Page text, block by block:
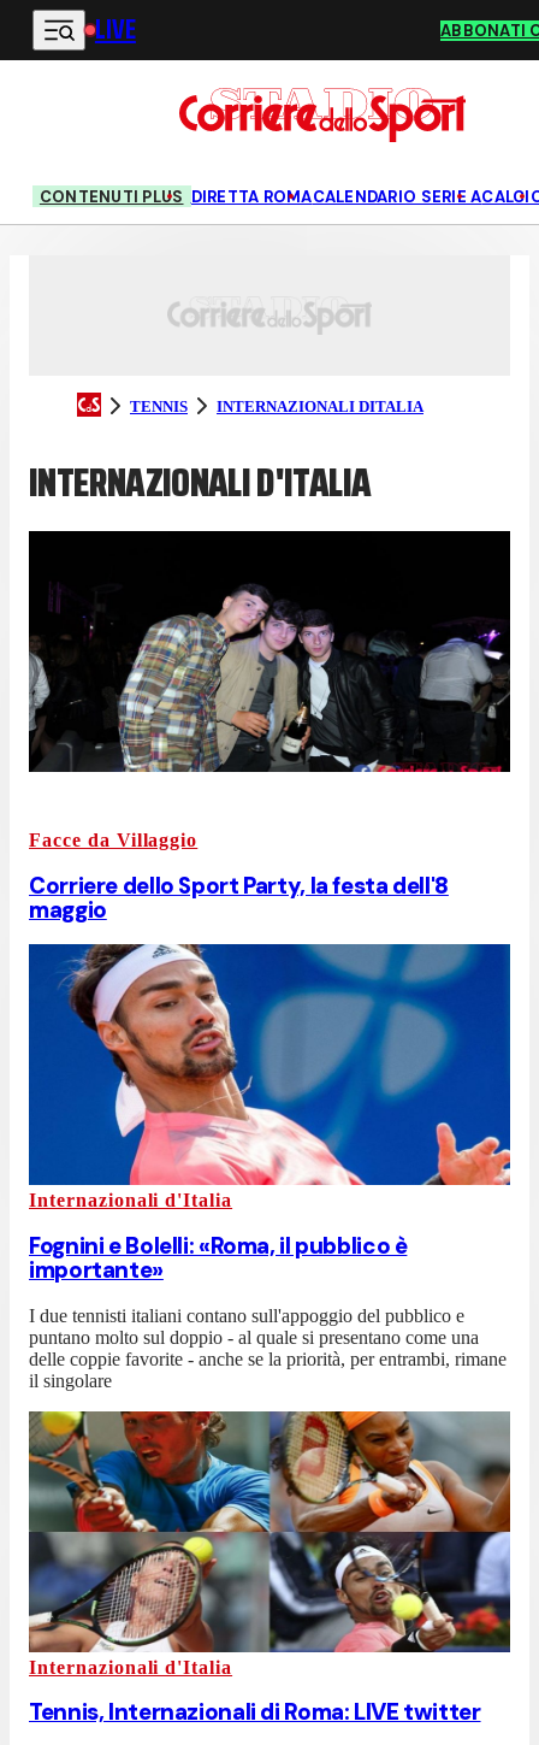
Vai al contenuto principale
LIVE ABBONATI
CONTENUTI PLUS DIRETTA ROMACALENDARIO SERIE A
TENNIS INTERNAZIONALI DITALIA
INTERNAZIONALI D'ITALIA
Facce da Villaggio
Corriere dello Sport Party, la festa dell'8
maggio
Internazionali d'Italia
Fognini e Bolelli: «Roma, il pubblico è
importante»
I due tennisti italiani contano sull'appoggio del pubblico e
puntano molto sul doppio - al quale si presentano come una
delle coppie favorite - anche se la priorità, per entrambi, rimane
il singolare
Internazionali d'Italia
Tennis, Internazionali di Roma: LIVE twitter